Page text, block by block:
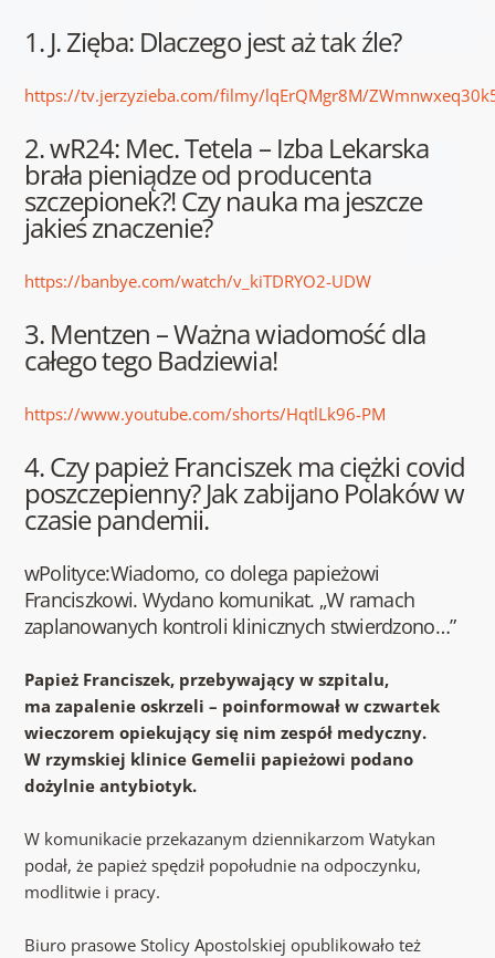
1. J. Zięba: Dlaczego jest aż tak źle?
https://tv.jerzyzieba.com/filmy/lqErQMgr8M/
2. wR24: Mec. Tetela – Izba Lekarska
brała pieniądze od producenta
szczepionek?! Czy nauka ma jeszcze
jakieś znaczenie?
https://banbye.com/watch/v_kiTDRYO2-UDW
3. Mentzen – Ważna wiadomość dla
całego tego Badziewia!
https://www.youtube.com/shorts/HqtlLk96-PM
4. Czy papież Franciszek ma ciężki covid
poszczepienny? Jak zabijano Polaków w
czasie pandemii.
wPolityce:Wiadomo, co dolega papieżowi
Franciszkowi. Wydano komunikat. „W ramach
zaplanowanych kontroli klinicznych stwierdzono…”
Papież Franciszek, przebywający w szpitalu,
ma zapalenie oskrzeli – poinformował w czwartek
wieczorem opiekujący się nim zespół medyczny.
W rzymskiej klinice Gemelii papieżowi podano
dożylnie antybiotyk.
W komunikacie przekazanym dziennikarzom Watykan
podał, że papież spędził popołudnie na odpoczynku,
modlitwie i pracy.
Biuro prasowe Stolicy Apostolskiej opublikowało też